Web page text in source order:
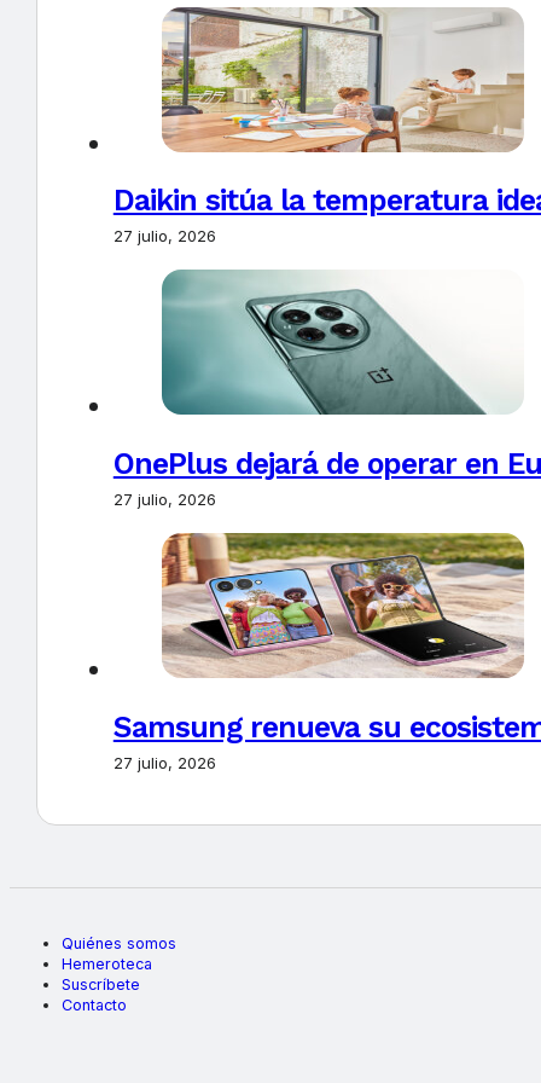
Daikin sitúa la temperatura
27 julio, 2026
OnePlus dejará de operar en
27 julio, 2026
Samsung renueva su
27 julio, 2026
Quiénes somos
Hemeroteca
Suscríbete
Contacto